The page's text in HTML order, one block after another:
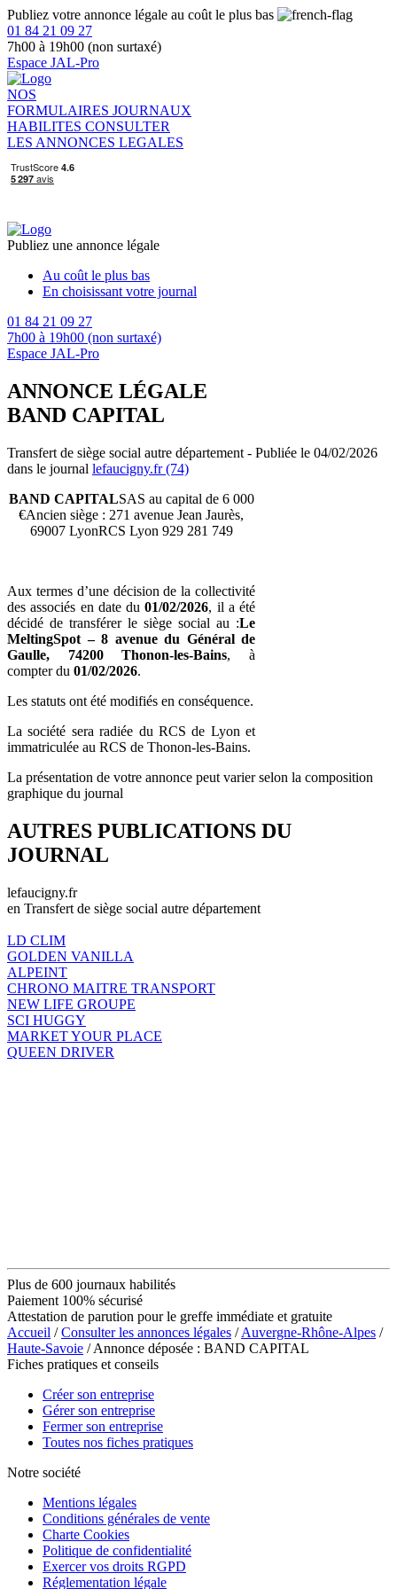
Publiez votre annonce légale au coût le plus bas
01 84 21 09 27
7h00 à 19h00 (non surtaxé)
Espace JAL-Pro
NOS
FORMULAIRES JOURNAUX
HABILITES CONSULTER
LES ANNONCES LEGALES
Publiez une annonce légale
Au coût le plus bas
En choisissant votre journal
01 84 21 09 27
7h00 à 19h00 (non surtaxé)
Espace JAL-Pro
ANNONCE LÉGALE
BAND CAPITAL
Transfert de siège social autre département - Publiée le 04/02/2026
dans le journal lefaucigny.fr (74)
BAND CAPITALSAS au capital de 6 000
€Ancien siège : 271 avenue Jean Jaurès,
69007 LyonRCS Lyon 929 281 749
Aux termes d’une décision de la collectivité
des associés en date du01/02/2026, il a été
décidé de transférer le siège social au :Le
MeltingSpot – 8 avenue du Général de
Gaulle, 74200 Thonon‑les‑Bains, à
compter du 01/02/2026.
Les statuts ont été modifiés en conséquence.
La société sera radiée du RCS de Lyon et
immatriculée au RCS de Thonon‑les‑Bains.
La présentation de votre annonce peut varier selon la composition
graphique du journal
AUTRES PUBLICATIONS DU
JOURNAL
lefaucigny.fr
en Transfert de siège social autre département
LD CLIM
GOLDEN VANILLA
ALPEINT
CHRONO MAITRE TRANSPORT
NEW LIFE GROUPE
SCI HUGGY
MARKET YOUR PLACE
QUEEN DRIVER
Plus de 600 journaux habilités
Paiement 100% sécurisé
Attestation de parution pour le greffe immédiate et gratuite
Accueil /Consulter les annonces légales /Auvergne-Rhône-Alpes /
Haute-Savoie / Annonce déposée : BAND CAPITAL
Fiches pratiques et conseils
Créer son entreprise
Gérer son entreprise
Fermer son entreprise
Toutes nos fiches pratiques
Notre société
Mentions légales
Conditions générales de vente
Charte Cookies
Politique de confidentialité
Exercer vos droits RGPD
Réglementation légale